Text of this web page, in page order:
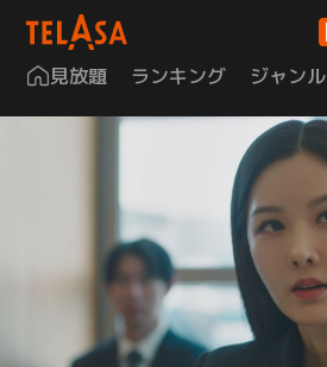
見放題 ランキング ジャンル